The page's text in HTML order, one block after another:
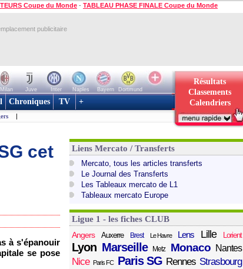
Coupe du Monde - TABLEAU PHASE FINALE Coupe du Monde
publicitaire
Milan Juve Inter Naples Bayern
Dortmund
Résultats
Classements
Calendriers
Chroniques TV +
|
cet
à s'épanouir
se pose
Liens Mercato / Transferts
Mercato, tous les articles transferts
Le Journal des Transferts
Les Tableaux mercato de L1
Tableaux mercato Europe
Ligue 1 - les fiches CLUB
Angers
Auxerre Brest Le Havre Lens Lille Lorient
Lyon Marseille Metz Monaco Nantes
Nice Paris FC Paris SG Rennes Strasbourg